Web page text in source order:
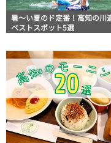
暑～い夏のド定番！高知の川
ベストスポット5選